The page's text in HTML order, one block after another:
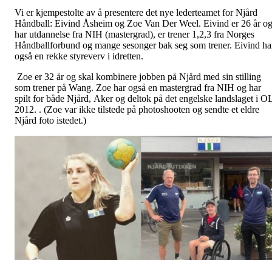
Vi er kjempestolte av å presentere det nye lederteamet for Njård
Håndball: Eivind Åsheim og Zoe Van Der Weel. Eivind er 26 år og
har utdannelse fra NIH (mastergrad), er trener 1,2,3 fra Norges
Håndballforbund og mange sesonger bak seg som trener. Eivind
også en rekke styreverv i idretten.
Zoe er 32 år og skal kombinere jobben på Njård med sin stilling
som trener på Wang. Zoe har også en mastergrad fra NIH og har
spilt for både Njård, Aker og deltok på det engelske landslaget i
2012. . (Zoe var ikke tilstede på photoshooten og sendte et eldre
Njård foto istedet.)